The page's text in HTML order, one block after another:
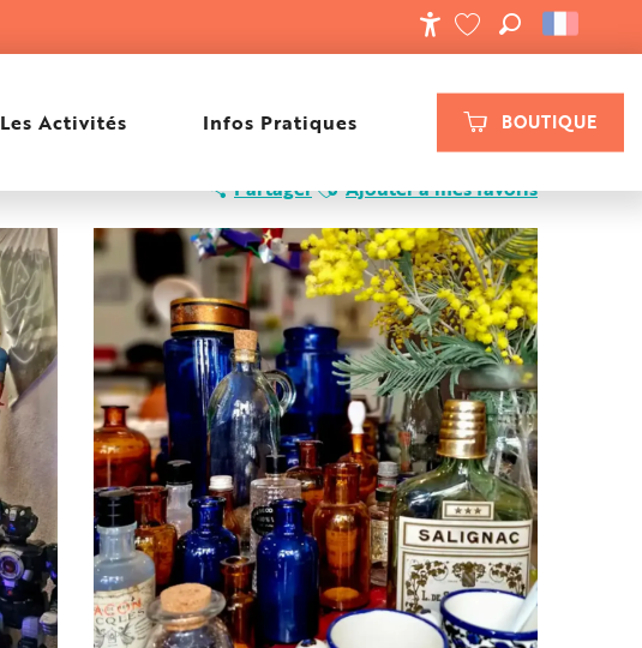
BOUTIQUE
VOIR LES FAVORIS
RECHERCHE
Les Activités Infos Pratiques
Partager Ajouter à mes favoris